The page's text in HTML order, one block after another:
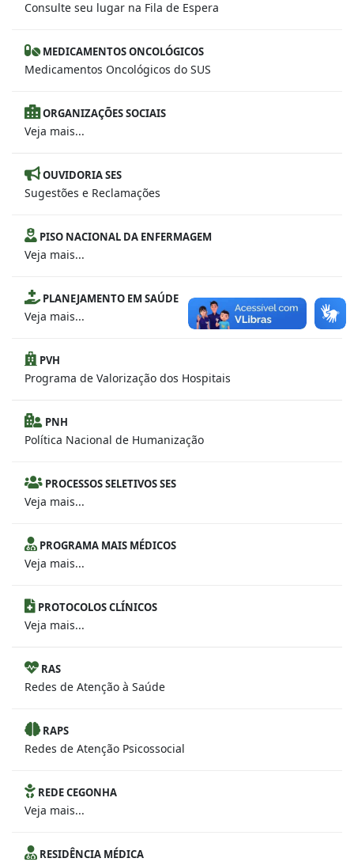
Consulte seu lugar na Fila de Espera
MEDICAMENTOS ONCOLÓGICOS
Medicamentos Oncológicos do SUS
ORGANIZAÇÕES SOCIAIS
Veja mais...
OUVIDORIA SES
Sugestões e Reclamações
PISO NACIONAL DA ENFERMAGEM
Veja mais...
PLANEJAMENTO EM SAÚDE
Veja mais...
PVH
Programa de Valorização dos Hospitais
PNH
Política Nacional de Humanização
PROCESSOS SELETIVOS SES
Veja mais...
PROGRAMA MAIS MÉDICOS
Veja mais...
PROTOCOLOS CLÍNICOS
Veja mais...
RAS
Redes de Atenção à Saúde
RAPS
Redes de Atenção Psicossocial
REDE CEGONHA
Veja mais...
RESIDÊNCIA MÉDICA